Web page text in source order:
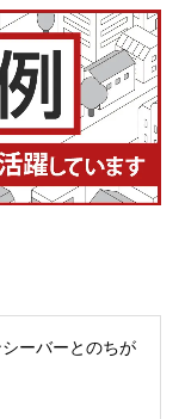
ーバーとのちが